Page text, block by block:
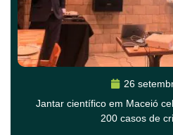
26
Jantar científico em Maceió
200 casos de